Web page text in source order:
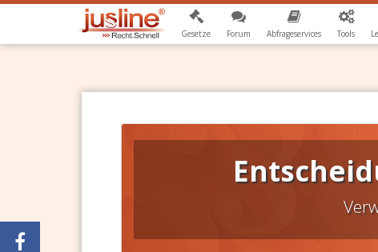
Gesetze Forum Abfrageservices Tools